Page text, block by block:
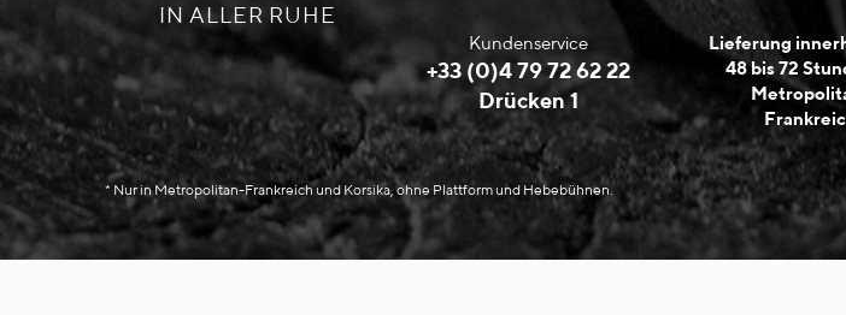
IN ALLER RUHE
Kundenservice
+33 (0)4 79 72 62 22
Drücken 1
Lieferung
48 bis 72
* Nur in Metropolitan-Frankreich und Korsika, ohne Plattform und Hebebühnen.